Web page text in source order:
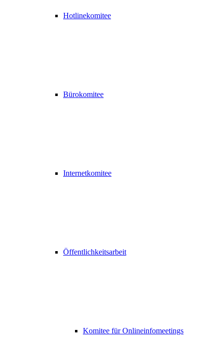
Hotlinekomitee
Bürokomitee
Internetkomitee
Öffentlichkeitsarbeit
Komitee für Onlineinfomeetings